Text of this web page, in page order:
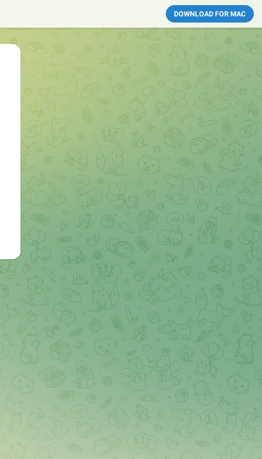
DOWNLOAD FOR MAC